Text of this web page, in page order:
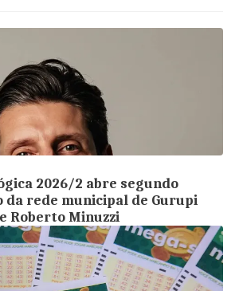
2026/2 abre segundo
da rede municipal de Gurupi
Roberto Minuzzi